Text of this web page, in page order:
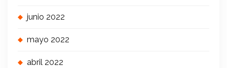
junio 2022
mayo 2022
abril 2022